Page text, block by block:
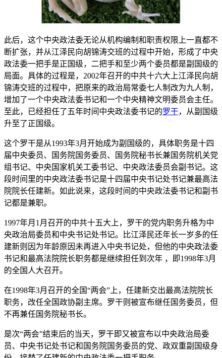
此后，这个中央政法委无论从机构编制和职责权限上一直都不
断扩张，并从江泽民向胡锦涛交班的过程中开始，形成了中央
政法委一把手是正国级，二把手和至少两个委员都是副国级的
局面。具体的过程是，2002年召开的中共十六大上江泽民向胡
锦涛交班的过程中，把原来的政治局常委七人制改为九人制，
增加了一个中央政法委书记和一个中央精神文明委员会主任。
至此，已经担任了五年时间中央政法委书记的罗干，从副国级
升至了正国级。
这个罗干是从1993年3月开始成为副国级的，具体职务是十四
届中央委员、国务院国务委员、国务院秘书长兼国务院机关党
组书记、中央国家机关工委书记、中央政法委员会副书记。这
段时间里的中央政法委书记是十四届中央书记处书记兼最高法
院院长任建新。如此说来，这段时间的中央政法委书记和副书
记都是兼职。
1997年月1月召开的中共十五大上，罗干的党内职务升格为中
央政治局委员和中央书记处书记。比江泽民还年长一岁多的任
建新则因为年龄原因未再进入中央书记处，但他的中央政法委
书记和最高法院院长职务都是继续担任到次年 ，即1998年3月
的全国人大召开。
在1998年3月召开的全国“两会”上，任建新交出最高法院院长
职务，改任全国政协副主席。罗干则被宣布继任国务委员，但
不再兼任国务院秘书长。
是次“两会”结束后的当天，罗干即又被宣布以中央政治局委
员、中央书记处书记和国务院国务委员的党、政双重副国级身